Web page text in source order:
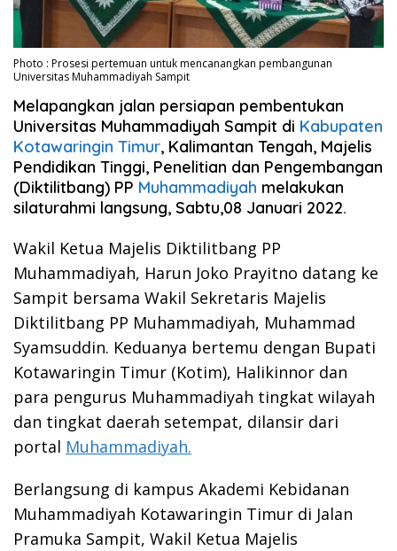
Photo : Prosesi pertemuan untuk mencanangkan pembangunan
Universitas Muhammadiyah Sampit
Melapangkan jalan persiapan pembentukan
Universitas Muhammadiyah Sampit di Kabupaten
Kotawaringin Timur, Kalimantan Tengah, Majelis
Pendidikan Tinggi, Penelitian dan Pengembangan
(Diktilitbang) PP Muhammadiyah melakukan
silaturahmi langsung, Sabtu,08 Januari 2022.
Wakil Ketua Majelis Diktilitbang PP
Muhammadiyah, Harun Joko Prayitno datang ke
Sampit bersama Wakil Sekretaris Majelis
Diktilitbang PP Muhammadiyah, Muhammad
Syamsuddin. Keduanya bertemu dengan Bupati
Kotawaringin Timur (Kotim), Halikinnor dan
para pengurus Muhammadiyah tingkat wilayah
dan tingkat daerah setempat, dilansir dari
portal Muhammadiyah.
Berlangsung di kampus Akademi Kebidanan
Muhammadiyah Kotawaringin Timur di Jalan
Pramuka Sampit, Wakil Ketua Majelis